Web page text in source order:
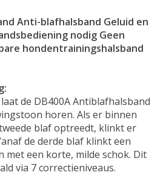
Anti-blafhalsband Geluid en
nodig Geen
hondentrainingshalsband
de DB400A Antiblafhalsband
horen. Als er binnen
blaf optreedt, klinkt er
de derde blaf klinkt een
met een korte, milde schok. Dit
via 7 correctieniveaus.